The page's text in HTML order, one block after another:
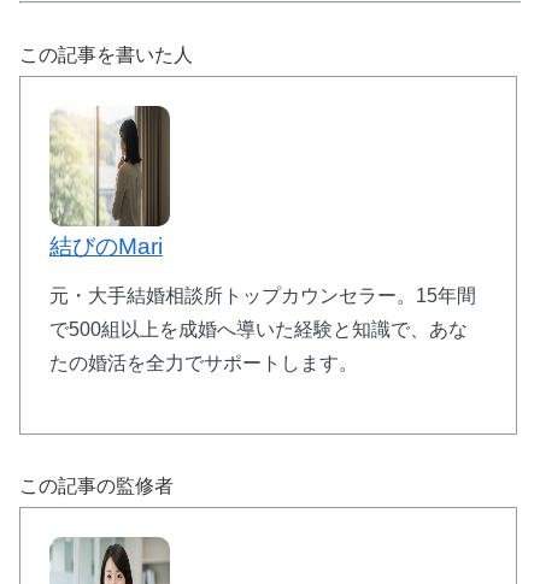
👑 エクセレンス青山PLATINUM：40代から
🎯 40代専門
📈
創業
👥
在籍会員
40代からの婚活に特化した専門サポート。再婚・
ト。
エクセレンス青山をチェック
この記事を書いた人
結びのMari
元・大手結婚相談所トップカウンセラー。15年間
で500組以上を成婚へ導いた経験と知識で、あな
たの婚活を全力でサポートします。
この記事の監修者